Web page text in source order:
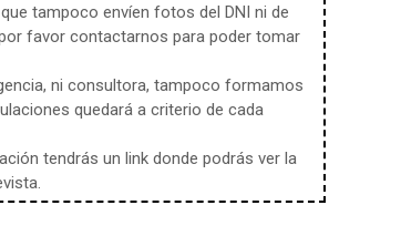
tampoco envíen fotos del DNI ni de
favor contactarnos para poder tomar
ni consultora, tampoco formamos
quedará a criterio de cada
tendrás un link donde podrás ver la